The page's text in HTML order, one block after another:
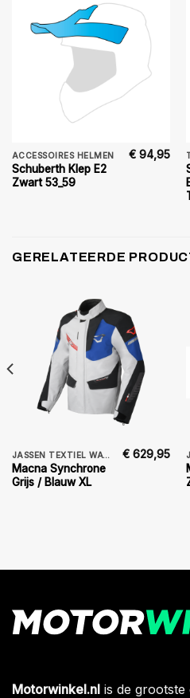
ACCESSOIRES HELMEN
Schuberth Klep E2
Zwart 53_59
€ 94,95
GERELATEERDE
JASSEN TEXTIEL WATERDICHT
Macna Synchrone
Grijs / Blauw XL
€ 629,95
Motorwinkel.nl is de